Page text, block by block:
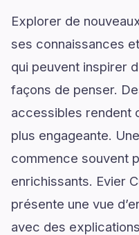
Explorer de
ses connaissances
qui peuvent inspirer
façons de penser.
accessibles rendent
plus engageante.
commence souvent
enrichissants. Evier
présente une vue
avec des